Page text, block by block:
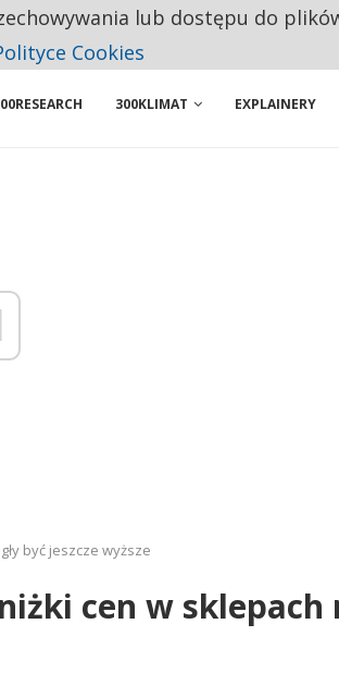
PRACY
300KLIMAT EXPLAINERY
być jeszcze wyższe
cen w sklepach
lub dostępu do
Cookies